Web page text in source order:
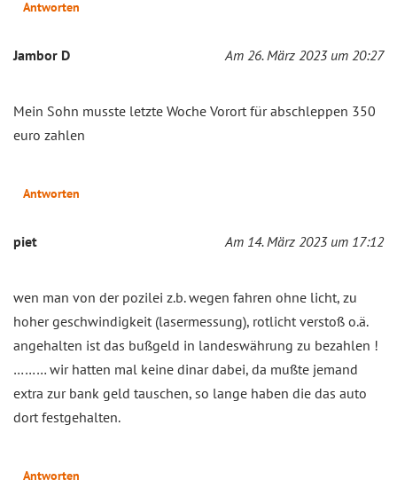
Antworten
Jambor D Am 26. März 2023 um 20:27
Mein Sohn musste letzte Woche Vorort für abschleppen 350
euro zahlen
Antworten
piet Am 14. März 2023 um 17:12
wen man von der pozilei z.b. wegen fahren ohne licht, zu
hoher geschwindigkeit (lasermessung), rotlicht verstoß o.ä.
angehalten ist das bußgeld in landeswährung zu bezahlen !
……… wir hatten mal keine dinar dabei, da mußte jemand
extra zur bank geld tauschen, so lange haben die das auto
dort festgehalten.
Antworten